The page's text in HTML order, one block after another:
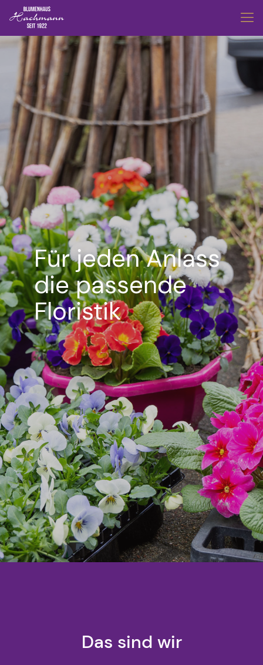
Für jeden Anlass
die passende
Floristik
Das sind wir